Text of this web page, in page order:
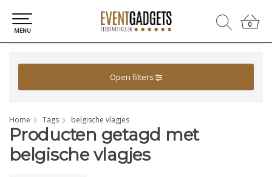
0
0
MENU
Open filters
Home Tags belgische vlagjes
Producten getagd met
belgische vlagjes